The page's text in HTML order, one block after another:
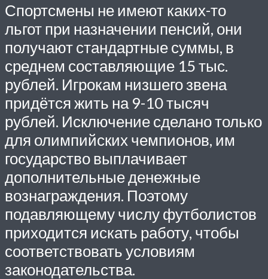
Спортсмены не имеют каких-то
льгот при назначении пенсий, они
получают стандартные суммы, в
среднем составляющие 15 тыс.
рублей. Игрокам низшего звена
придётся жить на 9-10 тысяч
рублей. Исключение сделано только
для олимпийских чемпионов, им
государство выплачивает
дополнительные денежные
вознаграждения. Поэтому
подавляющему числу футболистов
приходится искать работу, чтобы
соответствовать условиям
законодательства.